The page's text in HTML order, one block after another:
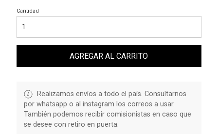
Cantidad
AGREGAR AL CARRITO
Realizamos envíos a todo el país. Consultarnos
por whatsapp o al instagram los correos a usar.
También podemos recibir comisionistas en caso que
se desee con retiro en puerta.